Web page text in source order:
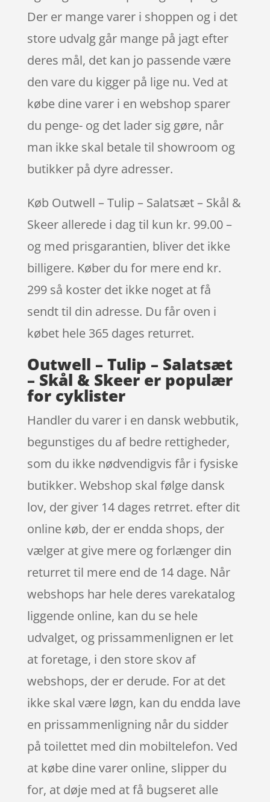
Der er mange varer i shoppen og i det
store udvalg går mange på jagt efter
deres mål, det kan jo passende være
den vare du kigger på lige nu. Ved at
købe dine varer i en webshop sparer
du penge- og det lader sig gøre, når
man ikke skal betale til showroom og
butikker på dyre adresser.
Køb Outwell – Tulip – Salatsæt – Skål &
Skeer allerede i dag til kun kr. 99.00 –
og med prisgarantien, bliver det ikke
billigere. Køber du for mere end kr.
299 så koster det ikke noget at få
sendt til din adresse. Du får oven i
købet hele 365 dages returret.
Outwell – Tulip – Salatsæt
– Skål & Skeer er populær
for cyklister
Handler du varer i en dansk webbutik,
begunstiges du af bedre rettigheder,
som du ikke nødvendigvis får i fysiske
butikker. Webshop skal følge dansk
lov, der giver 14 dages retrret. efter dit
online køb, der er endda shops, der
vælger at give mere og forlænger din
returret til mere end de 14 dage. Når
webshops har hele deres varekatalog
liggende online, kan du se hele
udvalget, og prissammenlignen er let
at foretage, i den store skov af
webshops, der er derude. For at det
ikke skal være løgn, kan du endda lave
en prissammenligning når du sidder
på toilettet med din mobiltelefon. Ved
at købe dine varer online, slipper du
for, at døje med at få bugseret alle